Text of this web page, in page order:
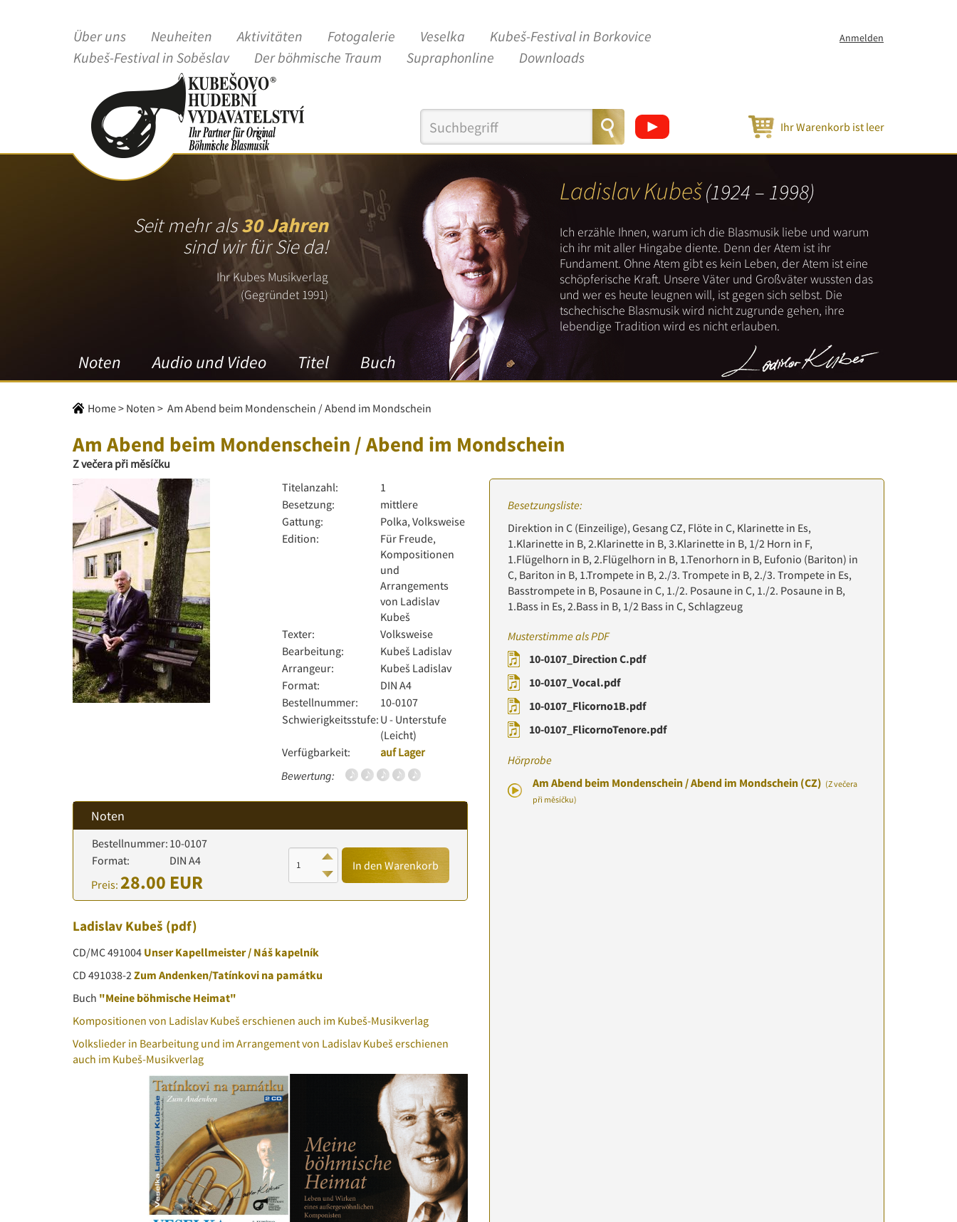
Über uns Neuheiten Aktivitäten Fotogalerie Veselka
Kubeš-Festival in Borkovice
Kubeš-Festival in Soběslav
Der böhmische Traum Supraphonline Downloads
Anmelden
Ihr Warenkorb ist leer
Seit mehr als30 Jahren
sind wir für Sie da!
Ihr Kubes Musikverlag
(Gegründet 1991)
Noten Audio und Video Titel Buch
Ladislav Kubeš(1924 – 1998)
Ich erzähle Ihnen, warum ich die Blasmusik liebe und warum
ich ihr mit aller Hingabe diente. Denn der Atem ist ihr
Fundament. Ohne Atem gibt es kein Leben, der Atem ist eine
schöpferische Kraft. Unsere Väter und Großväter wussten das
und wer es heute leugnen will, ist gegen sich selbst. Die
tschechische Blasmusik wird nicht zugrunde gehen, ihre
lebendige Tradition wird es nicht erlauben.
Home> Noten > Am Abend beim Mondenschein / Abend im Mondschein
Am Abend beim Mondenschein / Abend im Mondschein
Z večera při měsíčku
Titelanzahl:
1
Besetzung:
mittlere
Gattung:
Polka, Volksweise
Edition:
Für Freude,
Kompositionen
und
Arrangements
von Ladislav
Kubeš
Texter:
Volksweise
Bearbeitung:
Kubeš Ladislav
Arrangeur:
Kubeš Ladislav
Format:
DIN A4
Bestellnummer:
10-0107
Schwierigkeitsstufe: U - Unterstufe
(Leicht)
Verfügbarkeit:
auf Lager
Bewertung:
Noten
Bestellnummer: 10-0107
Format:
DIN A4
Preis: 28.00 EUR
In den Warenkorb
Ladislav Kubeš (pdf)
CD/MC 491004 Unser Kapellmeister / Náš kapelník
CD 491038-2Zum Andenken/Tatínkovi na památku
Buch "Meine böhmische Heimat"
Kompositionen von Ladislav Kubeš erschienen auch im Kubeš-Musikverlag
Volkslieder in Bearbeitung und im Arrangement von Ladislav Kubeš erschienen
auch im Kubeš-Musikverlag
Besetzungsliste:
Direktion in C (Einzeilige), Gesang CZ, Flöte in C, Klarinette in Es,
1.Klarinette in B, 2.Klarinette in B, 3.Klarinette in B, 1/2 Horn in F,
1.Flügelhorn in B, 2.Flügelhorn in B, 1.Tenorhorn in B, Eufonio (Bariton) in
C, Bariton in B, 1.Trompete in B, 2./3. Trompete in B, 2./3. Trompete in Es,
Basstrompete in B, Posaune in C, 1./2. Posaune in C, 1./2. Posaune in B,
1.Bass in Es, 2.Bass in B, 1/2 Bass in C, Schlagzeug
Musterstimme als PDF
10-0107_Direction C.pdf
10-0107_Vocal.pdf
10-0107_Flicorno1B.pdf
10-0107_FlicornoTenore.pdf
Hörprobe
Am Abend beim Mondenschein / Abend im Mondschein (CZ) (Z večera
při měsíčku)